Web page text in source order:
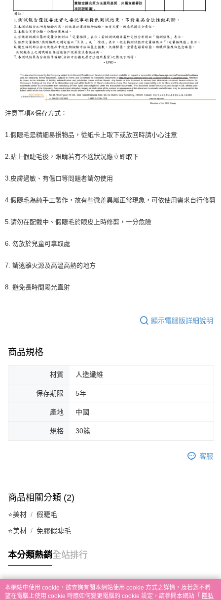
注意事項&保存方式：
1.假睫毛是精細易損物品，從紙卡上取下或放回時請小心注意
2.貼上假睫毛後，眼睛若有不適狀況應立即取下
3.皮膚過敏、有傷口等問題者請勿使用
4.假睫毛為純手工製作，故有些微差異屬正常現象，可依使用需求自行修剪
5.請勿在配戴中、假睫毛於眼皮上時修剪，十分危險
6. 勿放於兒童可拿取處
7. 請遠離火源及高溫高熱的地方
8. 避免長時間陽光直射
顯示電腦版詳細說明
商品規格
材質 人造纖維
保存期限 5年
產地 中國
規格 30簇
客服
商品相關分類 (2)
⭐美材 假睫毛
⭐美材 免膠假睫毛
本分類熱銷全站排行
熱門標籤
本網站中使用 cookie，欲查詢有關本網站使用 cookie 方式之詳情，及若您不希
望在電腦上使用 cookie 時應如何變更電腦的 cookie 設定，請參閱本網站「 隱私